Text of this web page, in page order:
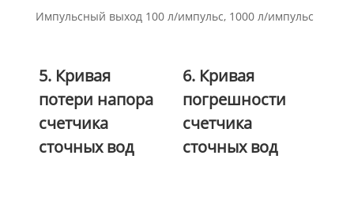
Импульсный выход 100 л/импульс, 1000 л/импульс
5. Кривая
потери напора
счетчика
сточных вод
6. Кривая
погрешности
счетчика
сточных вод